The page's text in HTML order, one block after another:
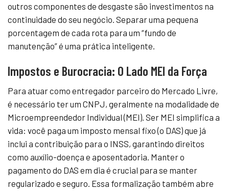
outros componentes de desgaste são investimentos na
continuidade do seu negócio. Separar uma pequena
porcentagem de cada rota para um “fundo de
manutenção” é uma prática inteligente.
Impostos e Burocracia: O Lado MEI da Força
Para atuar como entregador parceiro do Mercado Livre,
é necessário ter um CNPJ, geralmente na modalidade de
Microempreendedor Individual (MEI). Ser MEI simplifica a
vida: você paga um imposto mensal fixo (o DAS) que já
inclui a contribuição para o INSS, garantindo direitos
como auxílio-doença e aposentadoria. Manter o
pagamento do DAS em dia é crucial para se manter
regularizado e seguro. Essa formalização também abre